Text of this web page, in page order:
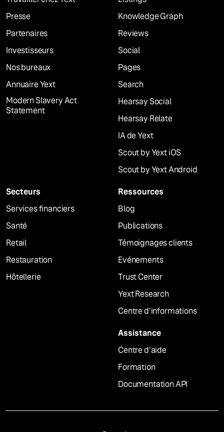
Presse
Partenaires
Investisseurs
Nos bureaux
Annuaire Yext
Modern Slavery Act
Statement
Knowledge Graph
Reviews
Social
Pages
Search
Hearsay Social
Hearsay Relate
IA de Yext
Scout by Yext iOS
Scout by Yext Android
Secteurs
Services financiers
Santé
Retail
Restauration
Hôtellerie
Ressources
Blog
Publications
Témoignages clients
Evénements
Trust Center
Yext Research
Centre d'informations
Assistance
Centre d'aide
Formation
Documentation API